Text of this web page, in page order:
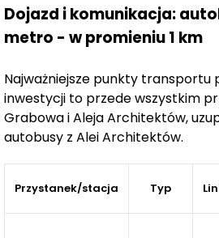
W kolejnym etapie do oferty
mieszkań, rozmieszczonych w
Zróżnicowane metraże od 35 do
do 4 pokoi umożliwią
indywidualnych potrzeb
Rekreacja i rozrywka
dedykowane wspólnemu
fizycznej. Powstanie strefa
najmłodszych, co dodatkowo
Dojazd i komunikacja:
metro - w promieniu 1 km
Najważniejsze punkty transportu
inwestycji to przede wszystkim
Grabowa i Aleja Architektów,
autobusy z Alei Architektów.
Przystanek/stacja Typ